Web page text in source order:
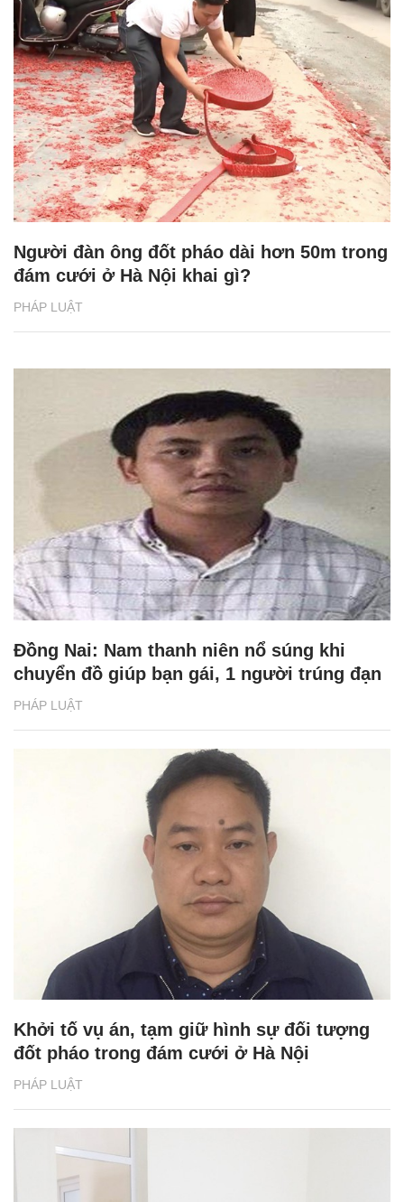
PHÁP LUẬT
Người đàn ông đốt pháo dài hơn 50m trong
đám cưới ở Hà Nội khai gì?
PHÁP LUẬT
Đồng Nai: Nam thanh niên nổ súng khi
chuyển đồ giúp bạn gái, 1 người trúng đạn
PHÁP LUẬT
Khởi tố vụ án, tạm giữ hình sự đối tượng
đốt pháo trong đám cưới ở Hà Nội